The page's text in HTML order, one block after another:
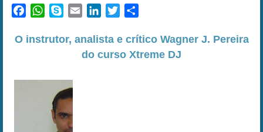
FacebookWhatsApp
Skype Email LinkedInTwitter
O instrutor, analista e crítico Wagner J. Pereira
do curso Xtreme DJ